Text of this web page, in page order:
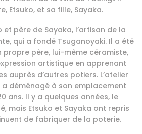
Etsuko, et sa fille, Sayaka.
et père de Sayaka, l’artisan de la
qui a fondé Tsuganoyaki. Il a été
propre père, lui-même céramiste,
artistique en apprenant
auprès d’autres potiers. L’atelier
a déménagé à son emplacement
ans. Il y a quelques années, le
mais Etsuko et Sayaka ont repris
de fabriquer de la poterie.